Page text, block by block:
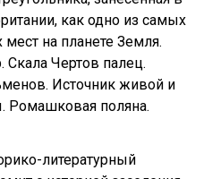
как одно из самых
на планете Земля.
Скала Чертов палец.
Источник живой и
Ромашковая поляна.
литературный